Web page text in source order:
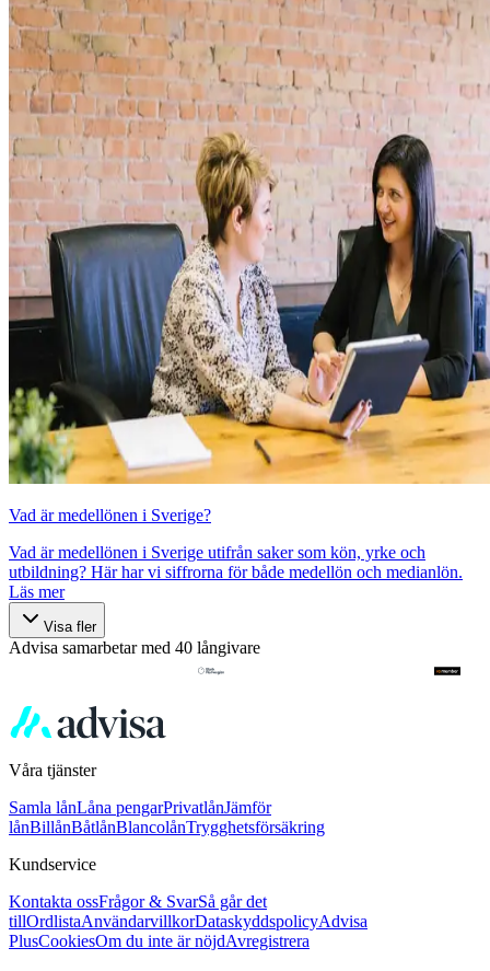
Vad är medellönen i Sverige?
Vad är medellönen i Sverige utifrån saker som kön, yrke och
utbildning? Här har vi siffrorna för både medellön och medianlön.
Läs mer
Visa fler
Advisa samarbetar med 40 långivare
Våra tjänster
Samla lånLåna pengarPrivatlånJämför
lånBillånBåtlånBlancolånTrygghetsförsäkring
Kundservice
Kontakta ossFrågor & SvarSå går det
tillOrdlistaAnvändarvillkorDataskyddspolicyAdvisa
PlusCookiesOm du inte är nöjdAvregistrera